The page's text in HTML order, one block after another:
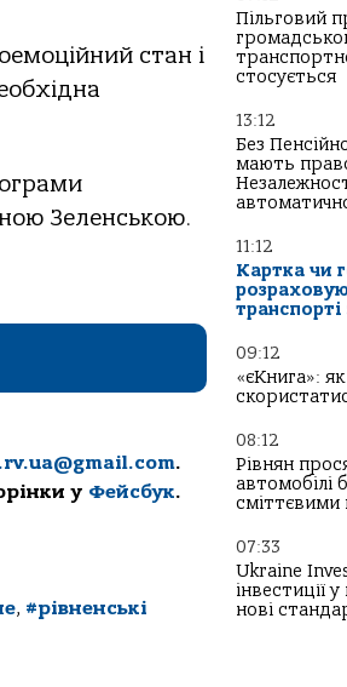
стан і
Зеленською.
.
у Фейсбук.
, #рівненські
Пільговий
стосується
13:12
Без
мають
11:12
Картка чи
транспорті
09:12
«єКнига»:
08:12
Рівнян
автомобілі
07:33
Ukraine
інвестиції
нові